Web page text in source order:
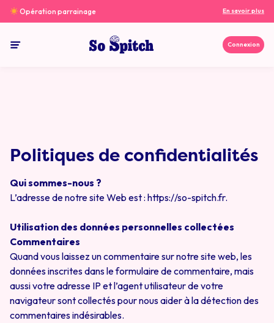
Opération parrainage En savoir plus
So spitch Connexion
Politiques de confidentialités
Qui sommes-nous ?
L’adresse de notre site Web est : https://so-spitch.fr.
Utilisation des données personnelles collectées
Commentaires
Quand vous laissez un commentaire sur notre site web, les
données inscrites dans le formulaire de commentaire, mais
aussi votre adresse IP et l’agent utilisateur de votre
navigateur sont collectés pour nous aider à la détection des
commentaires indésirables.